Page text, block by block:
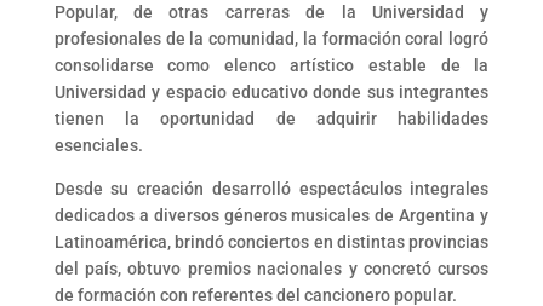
Popular, de otras carreras de la Universidad y
profesionales de la comunidad, la formación coral logró
consolidarse como elenco artístico estable de la
Universidad y espacio educativo donde sus integrantes
tienen la oportunidad de adquirir habilidades
esenciales.
Desde su creación desarrolló espectáculos integrales
dedicados a diversos géneros musicales de Argentina y
Latinoamérica, brindó conciertos en distintas provincias
del país, obtuvo premios nacionales y concretó cursos
de formación con referentes del cancionero popular.